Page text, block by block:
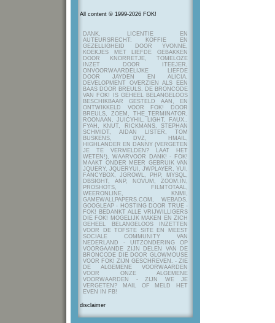
All content © 1999-2026 FOK!
DANK, LICENTIE EN
AUTEURSRECHT: KOFFIE EN
GEZELLIGHEID DOOR YVONNE,
KOEKJES MET LIEFDE GEBAKKEN
DOOR KNORRETJE, TOMELOZE
INZET DOOR ITEEJER,
ONVOORWAARDELIJKE LIEFDE
DOOR JAYDEN EN ALICIA,
DEVELOPMENT OVERZIEN ALS EEN
BAAS DOOR BREULS. DE BRONCODE
VAN FOK! IS GEHEEL BELANGELOOS
BESCHIKBAAR GESTELD AAN, EN
ONTWIKKELD VOOR FOK! DOOR
BREULS, ZOEM, THE_TERMINATOR,
ROONAAN, JUICYHIL, LIGHT, FAUX.,
FYAH, KNUT, RICKMANS, STEPHAN
SCHMIDT, AIDAN LISTER, TOM
BUSKENS, DVZ, HMAIL,
HIGHLANDER EN DANNY (VERGETEN
JE TE VERMELDEN? LAAT HET
WETEN!), WAARVOOR DANK! - FOK!
MAAKT ONDER MEER GEBRUIK VAN
JQUERY, JQUERYUI, JWPLAYER, YUI,
FANCYBOX, JGROWL, PHP, MYSQL,
DBSIGHT, ANP, NOVUM, ZOOM.IN,
PROSHOTS, FILMTOTAAL,
WEERONLINE, KNMI,
GAMEWALLPAPERS.COM, WEBADS,
GOOGLEAP - HOSTING DOOR TRUE -
FOK! BEDANKT ALLE VRIJWILLIGERS
DIE FOK! MOGELIJK MAKEN EN ZICH
GEHEEL BELANGELOOS INZETTEN
VOOR DE TOFSTE SITE EN MEEST
SOCIALE COMMUNITY VAN
NEDERLAND - UITZONDERING OP
VOORGAANDE ZIJN DELEN VAN DE
BRONCODE DIE DOOR GLOWMOUSE
VOOR FOK! ZIJN GESCHREVEN. - ZIE
DE ALGEMENE VOORWAARDEN
VOOR ONZE ALGEMENE
VOORWAARDEN - ZIJN WE JE
VERGETEN? MAIL OF MELD HET
EVEN IN FB!
disclaimer